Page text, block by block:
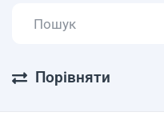
Порівняти